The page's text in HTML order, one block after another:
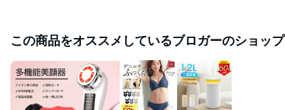
この商品をオススメしているブロガーのショップ